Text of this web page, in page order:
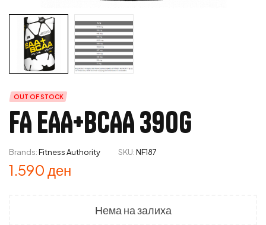
OUT OF STOCK
FA EAA+BCAA 390G
Brands:Fitness Authority SKU:NF187
1.590 ден
Нема на залиха